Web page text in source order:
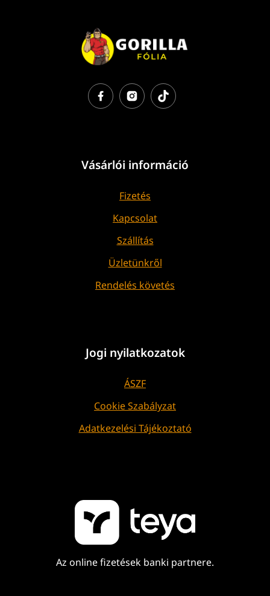
Vásárlói információ
Fizetés
Kapcsolat
Szállítás
Üzletünkről
Rendelés követés
Jogi nyilatkozatok
ÁSZF
Cookie Szabályzat
Adatkezelési Tájékoztató
Az online fizetések banki partnere.